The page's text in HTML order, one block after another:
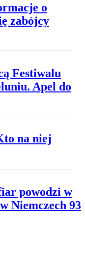
o
zabójcy
Festiwalu
Apel do
na niej
powodzi w
Niemczech 93